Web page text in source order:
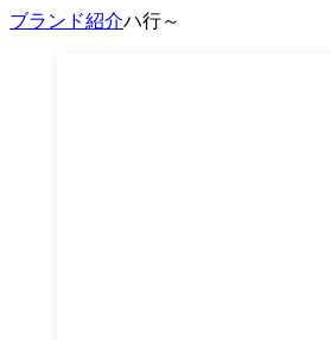
ブランド紹介ハ行～